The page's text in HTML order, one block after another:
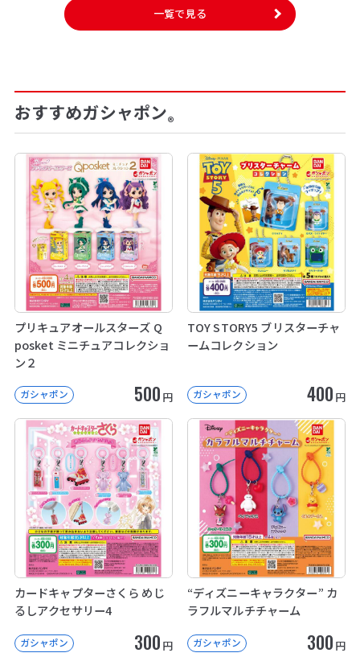
一覧で見る
おすすめガシャポン®
プリキュアオールスターズ Q
posket ミニチュアコレクショ
ン２
ガシャポン 500 円
TOY STORY5 ブリスターチャ
ームコレクション
ガシャポン 400 円
カードキャプターさくら めじ
るしアクセサリー4
ガシャポン 300 円
“ディズニーキャラクター” カ
ラフルマルチチャーム
ガシャポン 300 円